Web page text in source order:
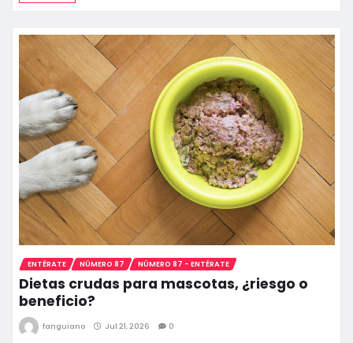
ENTÉRATE NÚMERO 87 NÚMERO 87 - ENTÉRATE
Dietas crudas para mascotas, ¿riesgo o
beneficio?
fanguiano Jul 21, 2026 0